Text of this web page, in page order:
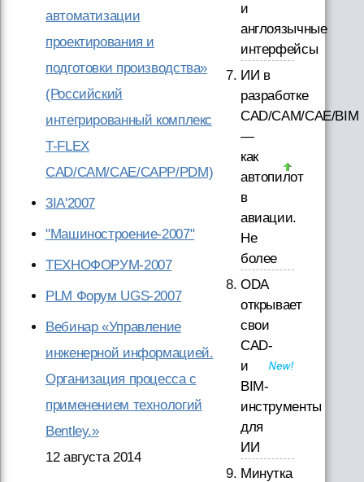
автоматизации
проектирования и
подготовки производства»
(Российский
интегрированный комплекс
T-FLEX
CAD/CAM/CAE/CAPP/PDM)
3IA'2007
"Машиностроение-2007"
ТЕХНОФОРУМ-2007
PLM Форум UGS-2007
Вебинар «Управление
инженерной информацией.
Организация процесса с
применением технологий
Bentley.»
12 августа 2014
и
англоязычные
интерфейсы
ИИ в
разработке
CAD/CAM/CAE/BIM
—
как
автопилот
в
авиации.
Не
более
ODA
открывает
свои
CAD-
и
BIM-
инструменты
для
ИИ
Минутка